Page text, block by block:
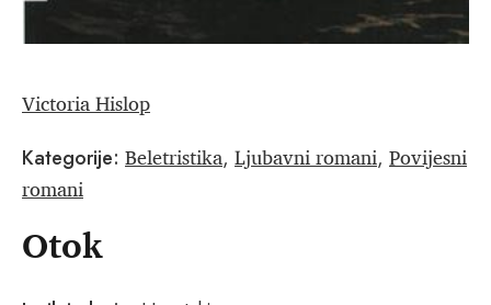
Victoria Hislop
Kategorije: Beletristika, Ljubavni romani, Povijesni
romani
Otok